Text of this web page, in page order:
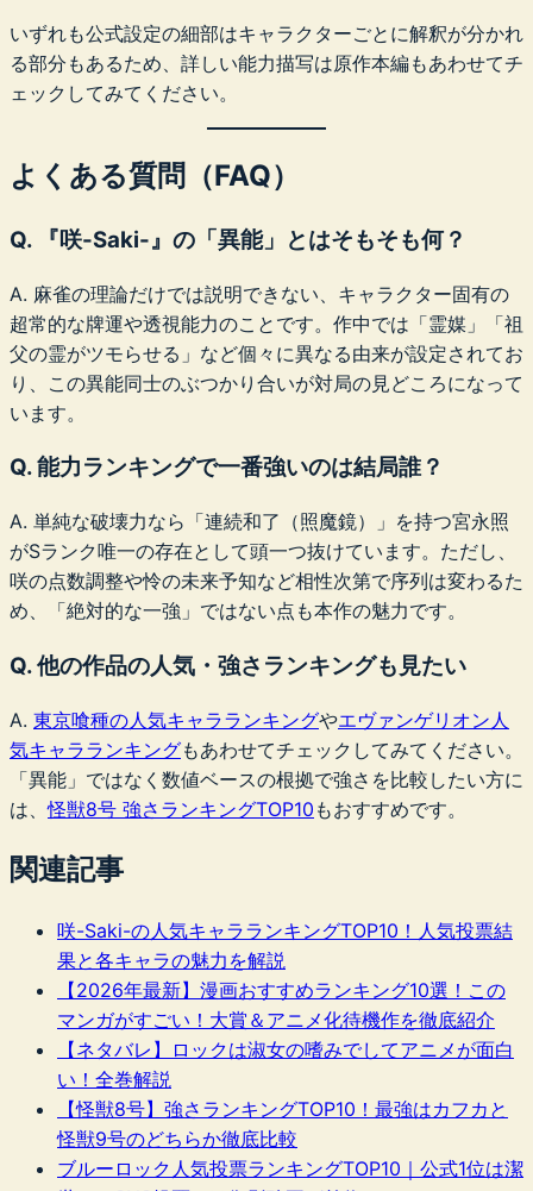
いずれも公式設定の細部はキャラクターごとに解釈が分かれ
る部分もあるため、詳しい能力描写は原作本編もあわせてチ
ェックしてみてください。
よくある質問（FAQ）
Q. 『咲-Saki-』の「異能」とはそもそも何？
A. 麻雀の理論だけでは説明できない、キャラクター固有の
超常的な牌運や透視能力のことです。作中では「霊媒」「祖
父の霊がツモらせる」など個々に異なる由来が設定されてお
り、この異能同士のぶつかり合いが対局の見どころになって
います。
Q. 能力ランキングで一番強いのは結局誰？
A. 単純な破壊力なら「連続和了（照魔鏡）」を持つ宮永照
がSランク唯一の存在として頭一つ抜けています。ただし、
咲の点数調整や怜の未来予知など相性次第で序列は変わるた
め、「絶対的な一強」ではない点も本作の魅力です。
Q. 他の作品の人気・強さランキングも見たい
A. 東京喰種の人気キャラランキングやエヴァンゲリオン人
気キャラランキングもあわせてチェックしてみてください。
「異能」ではなく数値ベースの根拠で強さを比較したい方に
は、怪獣8号 強さランキングTOP10 もおすすめです。
関連記事
咲-Saki-の人気キャラランキングTOP10！人気投票結
果と各キャラの魅力を解説
【2026年最新】漫画おすすめランキング10選！この
マンガがすごい！大賞＆アニメ化待機作を徹底紹介
【ネタバレ】ロックは淑女の嗜みでしてアニメが面白
い！全巻解説
【怪獣8号】強さランキングTOP10！最強はカフカと
怪獣9号のどちらか徹底比較
ブルーロック人気投票ランキングTOP10｜公式1位は潔